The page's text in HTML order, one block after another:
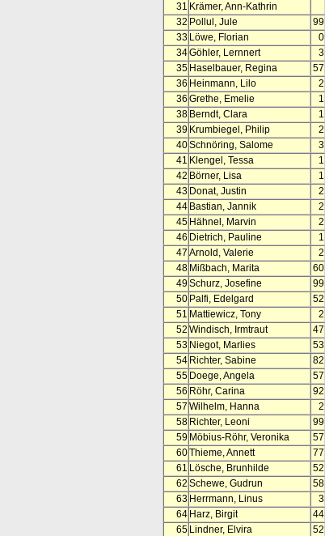
31 Krämer, Ann-Kathrin
32 Pollul, Jule 99
33 Löwe, Florian 0
34Göhler, Lernnert 3
35 Haselbauer, Regina 57
36 Heinmann, Lilo 2
36 Grethe, Emelie 1
38 Berndt, Clara 1
39 Krumbiegel, Philip 2
40Schnöring, Salome 3
41 Klengel, Tessa 1
42 Börner, Lisa 1
43 Donat, Justin 2
44 Bastian, Jannik 2
45 Hähnel, Marvin 2
46 Dietrich, Pauline 1
47 Arnold, Valerie 2
48 Mißbach, Marita 60
49Schurz, Josefine 99
50 Palfi, Edelgard 52
51 Mattiewicz, Tony 2
52 Windisch, Irmtraut 47
53 Niegot, Marlies 53
54 Richter, Sabine 82
55 Doege, Angela 57
56 Röhr, Carina 92
57 Wilhelm, Hanna 2
58 Richter, Leoni 99
59 Möbius-Röhr, Veronika 57
60Thieme, Annett 77
61 Lösche, Brunhilde 52
62 Schewe, Gudrun 58
63 Herrmann, Linus 3
64 Harz, Birgit 44
65 Lindner, Elvira 52